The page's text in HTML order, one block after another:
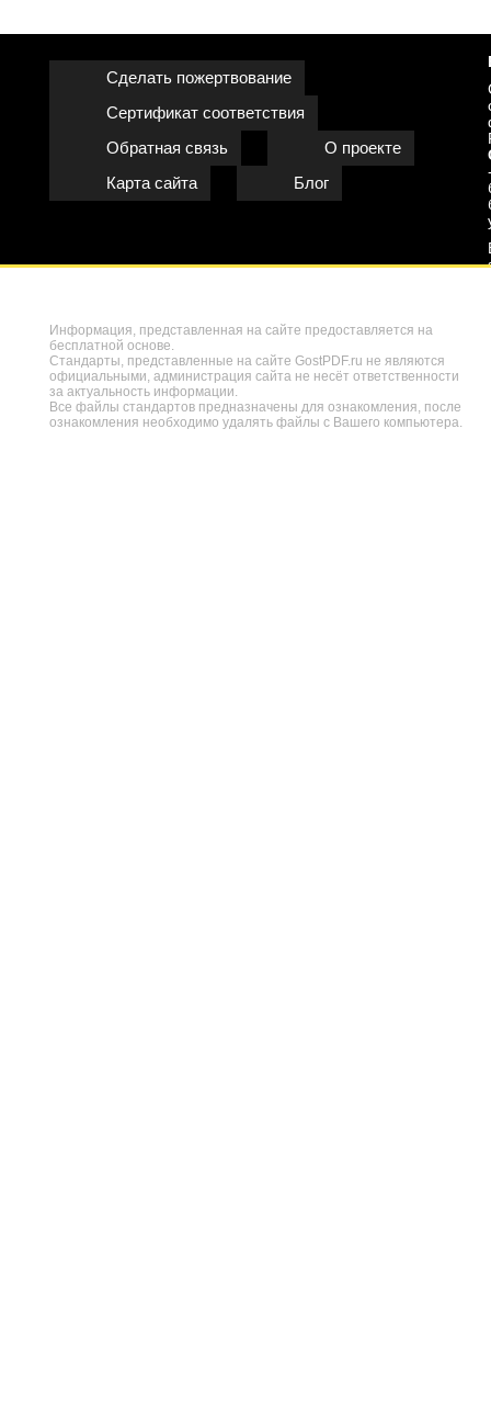
Сделать пожертвование
Сертификат соответствия
Обратная связь
О проекте
Карта сайта
Блог
Информация, представленная на сайте предоставляется на
бесплатной основе.
Стандарты, представленные на сайте GostPDF.ru не являются
официальными, администрация сайта не несёт ответственности
за актуальность информации.
Все файлы стандартов предназначены для ознакомления, после
ознакомления необходимо удалять файлы с Вашего компьютера.